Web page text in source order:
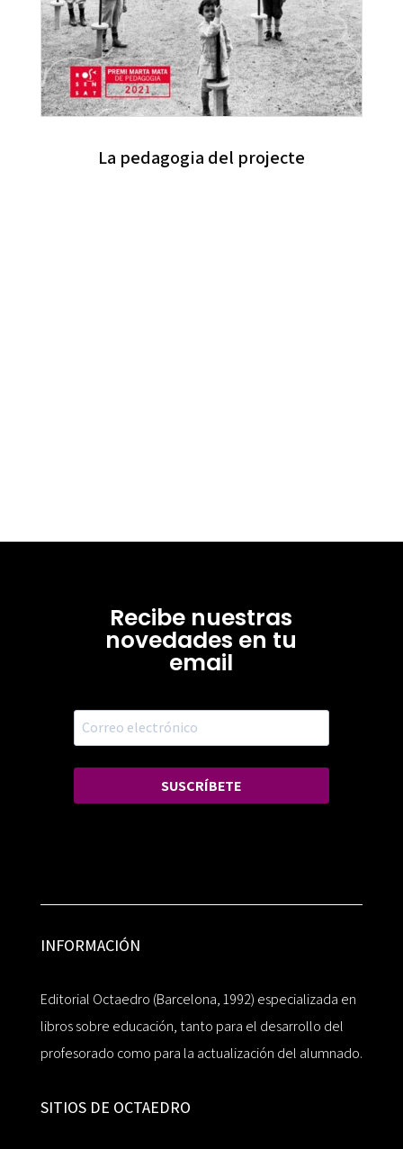
La pedagogia del projecte
Recibe nuestras
novedades en tu
email
SUSCRÍBETE
INFORMACIÓN
Editorial Octaedro (Barcelona, 1992) especializada en
libros sobre educación, tanto para el desarrollo del
profesorado como para la actualización del alumnado.
SITIOS DE OCTAEDRO